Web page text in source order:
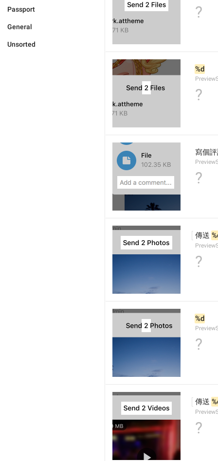
Passport
General
Unsorted
?
%d
?
寫個
?
傳送
?
%d
?
傳送
?